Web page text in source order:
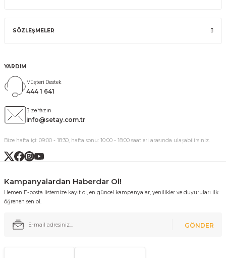
SÖZLEŞMELER
YARDIM
Müşteri Destek
444 1 641
Bize Yazın
info@setay.com.tr
Bize hafta içi: 09:00 - 18:30, hafta sonu: 10:00 - 18:00 saatleri arasında ulaşabilirsiniz.
Kampanyalardan Haberdar Ol!
Hemen E-posta listemize kayıt ol, en güncel kampanyalar, yenilikler ve duyuruları ilk
öğrenen sen ol.
GÖNDER